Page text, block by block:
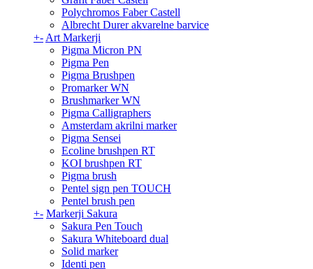
Polychromos Faber Castell
Albrecht Durer akvarelne barvice
+- Art Markerji
Pigma Micron PN
Pigma Pen
Pigma Brushpen
Promarker WN
Brushmarker WN
Pigma Calligraphers
Amsterdam akrilni marker
Pigma Sensei
Ecoline brushpen RT
KOI brushpen RT
Pigma brush
Pentel sign pen TOUCH
Pentel brush pen
+- Markerji Sakura
Sakura Pen Touch
Sakura Whiteboard dual
Solid marker
Identi pen